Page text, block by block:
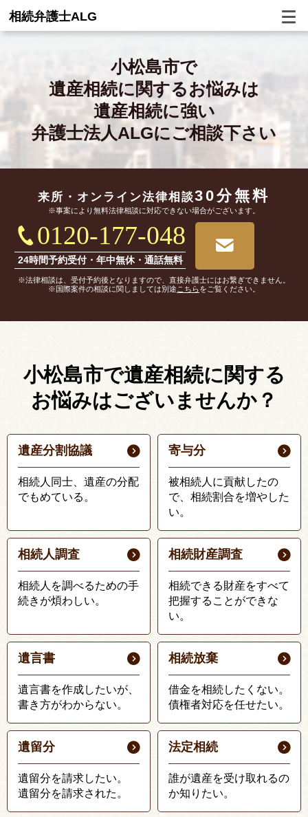
相続弁護士ALG
小松島市で
遺産相続に関するお悩みは
遺産相続に強い
弁護士法人ALGにご相談下さい
来所・オンライン法律相談30分無料
※事案により無料法律相談に対応できない場合がございます。
0120-177-048
24時間予約受付・年中無休・通話無料
※法律相談は、受付予約後となりますので、直接弁護士にはお繋ぎできません。
※国際案件の相談に関しましては別途 こちらをご覧ください。
小松島市で遺産相続に関する
お悩みはございませんか？
遺産分割協議
相続人同士、遺産の分配
でもめている。
寄与分
被相続人に貢献したの
で、相続割合を増やした
い。
相続人調査
相続人を調べるための手
続きが煩わしい。
相続財産調査
相続できる財産をすべて
把握することができな
い。
遺言書
遺言書を作成したいが、
書き方がわからない。
相続放棄
借金を相続したくない。
債権者対応を任せたい。
遺留分
遺留分を請求したい。
遺留分を請求された。
法定相続
誰が遺産を受け取れるの
か知りたい。